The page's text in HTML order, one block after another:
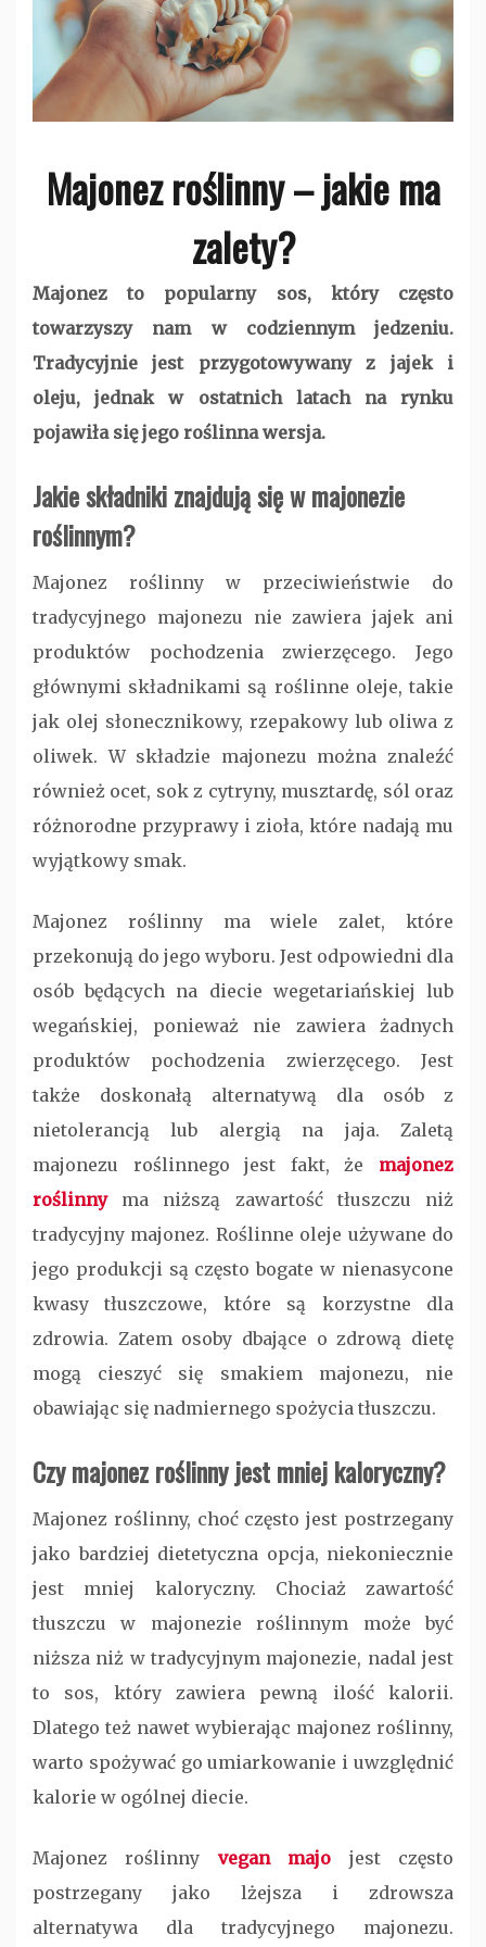
Majonez roślinny – jakie ma
zalety?
Majonez to popularny sos, który często
towarzyszy nam w codziennym jedzeniu.
Tradycyjnie jest przygotowywany z jajek i
oleju, jednak w ostatnich latach na rynku
pojawiła się jego roślinna wersja.
Jakie składniki znajdują się w majonezie
roślinnym?
Majonez roślinny w przeciwieństwie do
tradycyjnego majonezu nie zawiera jajek ani
produktów pochodzenia zwierzęcego. Jego
głównymi składnikami są roślinne oleje, takie
jak olej słonecznikowy, rzepakowy lub oliwa z
oliwek. W składzie majonezu można znaleźć
również ocet, sok z cytryny, musztardę, sól oraz
różnorodne przyprawy i zioła, które nadają mu
wyjątkowy smak.
Majonez roślinny ma wiele zalet, które
przekonują do jego wyboru. Jest odpowiedni dla
osób będących na diecie wegetariańskiej lub
wegańskiej, ponieważ nie zawiera żadnych
produktów pochodzenia zwierzęcego. Jest
także doskonałą alternatywą dla osób z
nietolerancją lub alergią na jaja. Zaletą
majonezu roślinnego jest fakt, że majonez
roślinnyma niższą zawartość tłuszczu niż
tradycyjny majonez. Roślinne oleje używane do
jego produkcji są często bogate w nienasycone
kwasy tłuszczowe, które są korzystne dla
zdrowia. Zatem osoby dbające o zdrową dietę
mogą cieszyć się smakiem majonezu, nie
obawiając się nadmiernego spożycia tłuszczu.
Czy majonez roślinny jest mniej kaloryczny?
Majonez roślinny, choć często jest postrzegany
jako bardziej dietetyczna opcja, niekoniecznie
jest mniej kaloryczny. Chociaż zawartość
tłuszczu w majonezie roślinnym może być
niższa niż w tradycyjnym majonezie, nadal jest
to sos, który zawiera pewną ilość kalorii.
Dlatego też nawet wybierając majonez roślinny,
warto spożywać go umiarkowanie i uwzględnić
kalorie w ogólnej diecie.
Majonez roślinny vegan majo
jest często
postrzegany jako lżejsza i zdrowsza
alternatywa dla tradycyjnego majonezu.